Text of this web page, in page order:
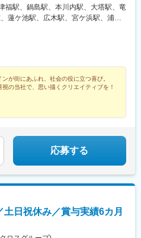
、宮崎県宮崎市、鹿児島県鹿児島
浦添市、沖縄県名護市 ■中国山口県
境港市、島根県松江市 ■四国愛媛県
県徳島市、高知県高知市 ■東海愛知
市、大阪府堺市、兵庫県神戸市、兵
京都府京都市 ■関東東京都中央区、
、埼玉県さいたま市、神奈川県横浜
県千葉市 ■東北宮城県仙台市、宮城
島県郡山市 ※受動喫煙対策あり
福駅、鍋島駅、本川内駅、大塔駅、竜
蓮ケ池駅、広木駅、宮ケ浜駅、浦添
アム駅、鳥取駅、高松町駅、朝日ケ
阿波富田駅、旭町一丁目駅、本星崎
駅、竹田駅(京都府)、東日本橋駅、鳩
駅、大倉山駅(神奈川県)、南橋本駅、
、北山形駅、郡山富田駅、木太東口
ー駅、伏見駅(京都府)、馬喰横山駅、
ンが街にあふれ、社会の役に立つ喜び。
視の当社で、思い描くクリエイティブを！
応募する
日祝休み／賞与実績6カ月